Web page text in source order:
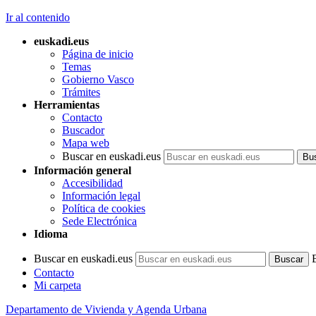
Ir al contenido
euskadi.eus
Página de inicio
Temas
Gobierno Vasco
Trámites
Herramientas
Contacto
Buscador
Mapa web
Buscar en euskadi.eus
Información general
Accesibilidad
Información legal
Política de cookies
Sede Electrónica
Idioma
Buscar en euskadi.eus
Contacto
Mi carpeta
Departamento de Vivienda y Agenda Urbana